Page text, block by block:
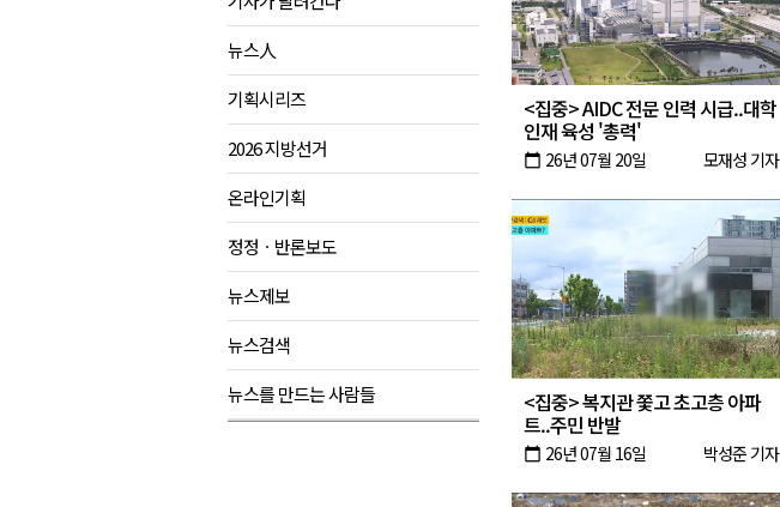
강원개발공사, 공기업 평가 2년 연속 '다'등급
도-시군 첫 간담회..우상호 "하나된 공동체"
이 대통령, 사북·납북귀환어부 국가폭력 사과
뉴스人
기획시리즈
2026 지방선거
온라인기획
정정ㆍ반론보도
뉴스제보
뉴스검색
뉴스를 만드는 사람들
<집중> AIDC 전문 인력 시급..대학
인재 육성 '총력'
calendar_today 26년 07월 20일 모재성 기자
<집중> 복지관 쫓고 초고층 아파
트..주민 반발
calendar_today 26년 07월 16일 박성준 기자